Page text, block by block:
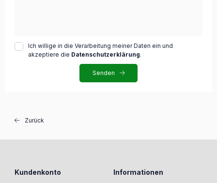
Ich willige in die Verarbeitung meiner Daten ein und
akzeptiere die Datenschutzerklärung.
Senden
Zurück
Kundenkonto Informationen